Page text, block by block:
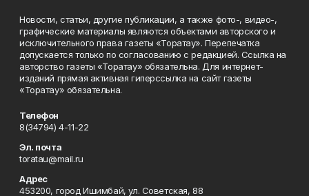
Новости, статьи, другие публикации, а также фото-, видео-,
графические материалы являются объектами авторского и
исключительного права газеты «Торатау». Перепечатка
допускается только по согласованию с редакцией. Ссылка на
авторство газеты «Торатау» обязательна. Для интернет-
изданий прямая активная гиперссылка на сайт газеты
«Торатау» обязательна.
Телефон
8(34794) 4-11-22
Эл. почта
toratau@mail.ru
Адрес
453200, город Ишимбай, ул. Советская, 88